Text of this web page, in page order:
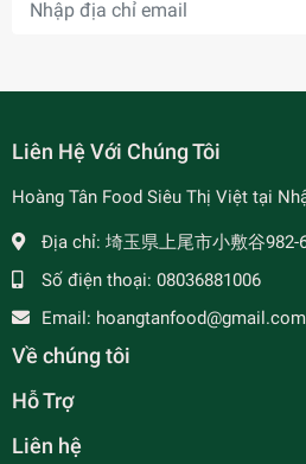
Liên Hệ Với Chúng Tôi
Hoàng Tân Food Siêu Thị Việt tại
Địa chỉ: 埼玉県上尾市小敷谷982-
Số điện thoại: 08036881006
Email: hoangtanfood@gmail.com
Về chúng tôi
Hỗ Trợ
Liên hệ